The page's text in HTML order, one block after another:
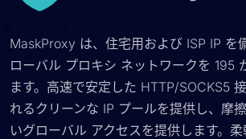
MaskProxy は、住宅用および ISP IP を
ローバル プロキシ ネットワークを 195
ます。高速で安定した HTTP/SOCKS5
れるクリーンな IP プールを提供し、摩
いグローバル アクセスを提供します。